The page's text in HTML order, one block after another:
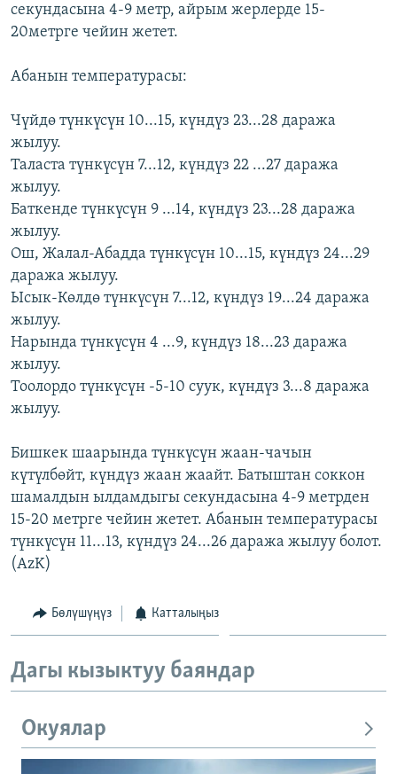
ЭЖЕ-СИҢДИЛЕР
АЗАТТЫК+
ЫҢГАЙСЫЗ СУРООЛОР
ОНЛАЙН ШЕРИНЕ
ЭЕ/АРнун бардык сайттары
секундасына 4-9 метр, айрым жерлерде 15-
20метрге чейин жетет.
Абанын температурасы:
Чүйдө түнкүсүн 10...15, күндүз 23...28 даража
жылуу.
Таласта түнкүсүн 7...12, күндүз 22 ...27 даража
жылуу.
Баткенде түнкүсүн 9 ...14, күндүз 23...28 даража
жылуу.
Ош, Жалал-Абадда түнкүсүн 10...15, күндүз 24...29
даража жылуу.
Ысык-Көлдө түнкүсүн 7...12, күндүз 19...24 даража
жылуу.
Нарында түнкүсүн 4 ...9, күндүз 18...23 даража
жылуу.
Тоолордо түнкүсүн -5-10 суук, күндүз 3...8 даража
жылуу.
Бишкек шаарында түнкүсүн жаан-чачын
күтүлбөйт, күндүз жаан жаайт. Батыштан соккон
шамалдын ылдамдыгы секундасына 4-9 метрден
15-20 метрге чейин жетет. Абанын температурасы
түнкүсүн 11...13, күндүз 24...26 даража жылуу болот.
(AzK)
Бөлүшүңүз Катталыңыз
Дагы кызыктуу баяндар
Окуялар